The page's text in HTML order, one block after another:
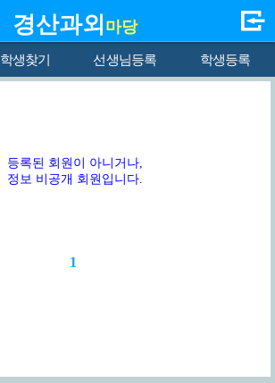
경산과외 마당
학생찾기 선생님등록 학생등록
등록된 회원이 아니거나,
정보 비공개 회원입니다.
1